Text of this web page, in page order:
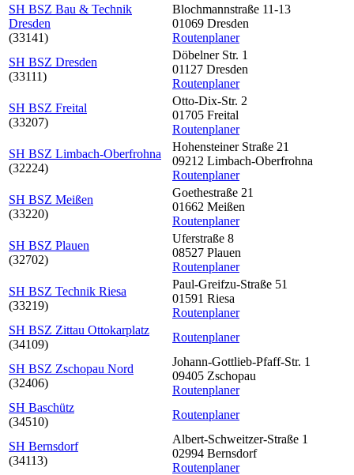
SH BSZ Bau & Technik
Dresden
(33141)
Blochmannstraße 11-13
01069 Dresden
Routenplaner
SH BSZ Dresden
(33111)
Döbelner Str. 1
01127 Dresden
Routenplaner
SH BSZ Freital
(33207)
Otto-Dix-Str. 2
01705 Freital
Routenplaner
SH BSZ Limbach-Oberfrohna
(32224)
Hohensteiner Straße 21
09212 Limbach-Oberfrohna
Routenplaner
SH BSZ Meißen
(33220)
Goethestraße 21
01662 Meißen
Routenplaner
SH BSZ Plauen
(32702)
Uferstraße 8
08527 Plauen
Routenplaner
SH BSZ Technik Riesa
(33219)
Paul-Greifzu-Straße 51
01591 Riesa
Routenplaner
SH BSZ Zittau Ottokarplatz
(34109)
Routenplaner
SH BSZ Zschopau Nord
(32406)
Johann-Gottlieb-Pfaff-Str. 1
09405 Zschopau
Routenplaner
SH Baschütz
(34510)
Routenplaner
SH Bernsdorf
(34113)
Albert-Schweitzer-Straße 1
02994 Bernsdorf
Routenplaner